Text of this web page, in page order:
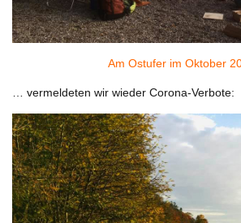
Am Ostufer im Oktober
… vermeldeten wir wieder Corona-Verbote: